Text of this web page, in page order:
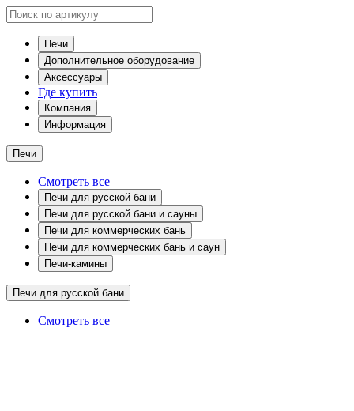
Печи
Дополнительное оборудование
Аксессуары
Где купить
Компания
Информация
Печи
Смотреть все
Печи для русской бани
Печи для русской бани и сауны
Печи для коммерческих бань
Печи для коммерческих бань и саун
Печи-камины
Печи для русской бани
Смотреть все